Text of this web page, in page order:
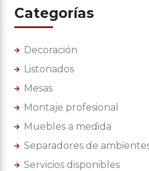
Categorías
Decoración
Listonados
Mesas
Montaje profesional
Muebles a medida
Separadores de
Servicios disponibles